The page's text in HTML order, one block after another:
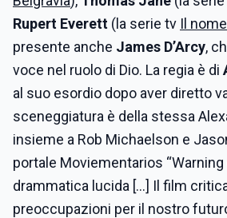
Rupert Everett (la serie tv Il
presente anche James D’Arcy,
voce nel ruolo di Dio. La regia è di
al suo esordio dopo aver diretto
sceneggiatura è della stessa
insieme a Rob Michaelson e
portale Moviementarios
drammatica lucida […] Il film
preoccupazioni per il nostro